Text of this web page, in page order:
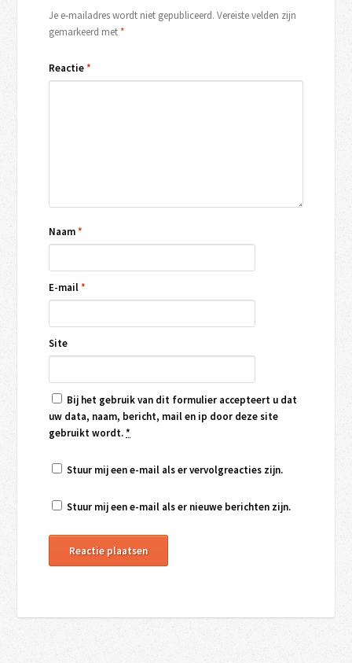
Je e-mailadres wordt niet gepubliceerd. Vereiste velden zijn
gemarkeerd met*
Reactie*
Naam*
E-mail*
Site
Bij het gebruik van dit formulier accepteert u dat
uw data, naam, bericht, mail en ip door deze site
gebruikt wordt.*
Stuur mij een e-mail als er vervolgreacties zijn.
Stuur mij een e-mail als er nieuwe berichten zijn.